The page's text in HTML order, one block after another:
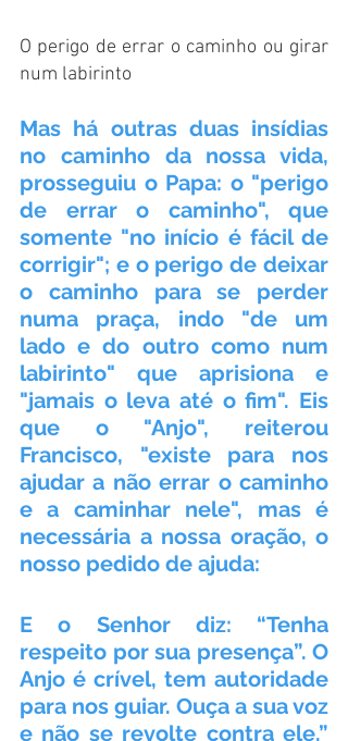
O perigo de errar o caminho ou girar
num labirinto
Mas há outras duas insídias
no caminho da nossa vida,
prosseguiu o Papa: o "perigo
de errar o caminho", que
somente "no início é fácil de
corrigir"; e o perigo de deixar
o caminho para se perder
numa praça, indo "de um
lado e do outro como num
labirinto" que aprisiona e
"jamais o leva até o fim". Eis
que o "Anjo", reiterou
Francisco, "existe para nos
ajudar a não errar o caminho
e a caminhar nele", mas é
necessária a nossa oração, o
nosso pedido de ajuda:
E o Senhor diz: “Tenha
respeito por sua presença”. O
Anjo é crível, tem autoridade
para nos guiar. Ouça a sua voz
e não se revolte contra ele.”